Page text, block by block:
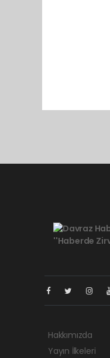
Hakkımızda
Yayın İlkeleri